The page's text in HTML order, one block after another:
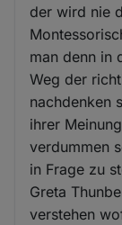
der wird nie
man denn in
Weg der
nachdenken
ihrer
verdummen
in Frage zu
Greta
verstehen